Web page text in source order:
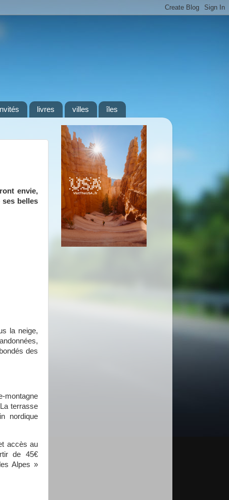
livres villes îles
envie,
belles
la neige,
des
montagne
terrasse
nordique
accès au
de 45€
Alpes »